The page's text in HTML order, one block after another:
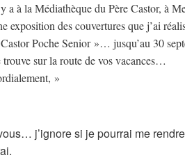
a à la Médiathèque du Père Castor, à
exposition des couvertures que j’ai
Poche Senior »… jusqu’au 30
trouve sur la route de vos vacances…
»
j’ignore si je pourrai me